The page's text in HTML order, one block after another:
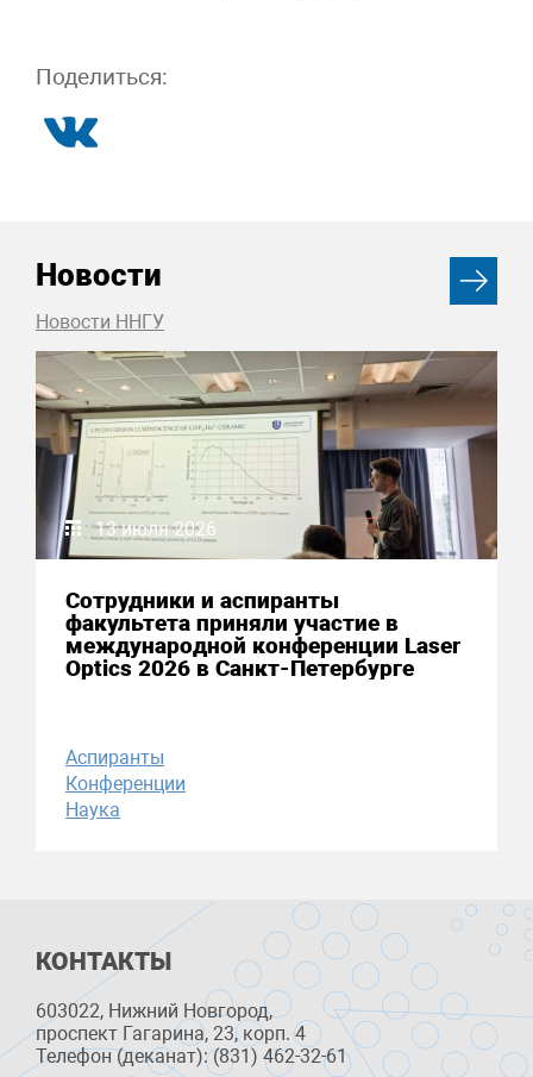
Поделиться:
Новости
Новости ННГУ
13 июля 2026
Сотрудники и аспиранты
факультета приняли участие в
международной конференции Laser
Optics 2026 в Санкт-Петербурге
Аспиранты
Конференции
Наука
КОНТАКТЫ
603022, Нижний Новгород,
проспект Гагарина, 23, корп. 4
Телефон (деканат): (831) 462-32-61